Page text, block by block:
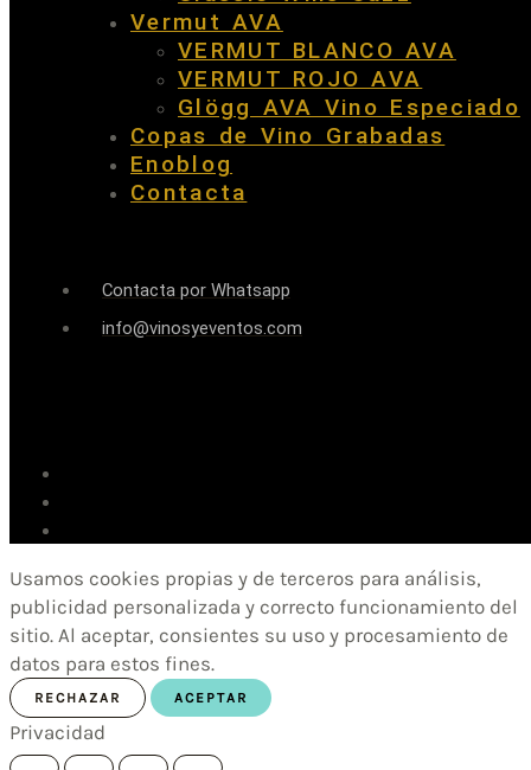
Vermut AVA
VERMUT BLANCO AVA
VERMUT ROJO AVA
Glögg AVA Vino Especiado
Copas de Vino Grabadas
Enoblog
Contacta
Contacta por Whatsapp
info@vinosyeventos.com
Usamos cookies propias y de terceros para análisis,
publicidad personalizada y correcto funcionamiento del
sitio. Al aceptar, consientes su uso y procesamiento de
datos para estos fines.
RECHAZAR ACEPTAR
Privacidad